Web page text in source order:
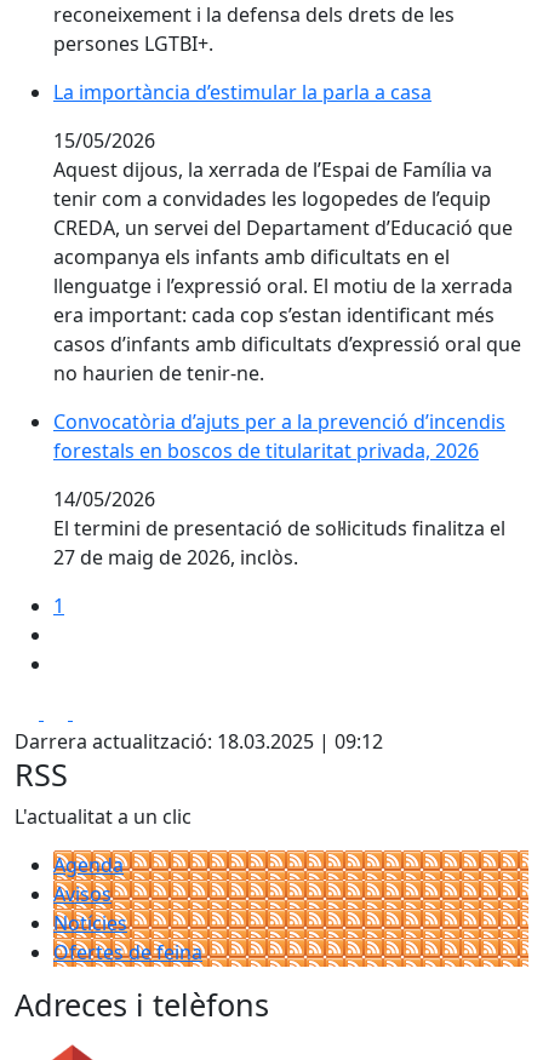
reconeixement i la defensa dels drets de les
persones LGTBI+.
La importància d’estimular la parla a casa
La importància d’estimular la parla a casa
15/05/2026
Aquest dijous, la xerrada de l’Espai de Família va
tenir com a convidades les logopedes de l’equip
CREDA, un servei del Departament d’Educació que
acompanya els infants amb dificultats en el
llenguatge i l’expressió oral. El motiu de la xerrada
era important: cada cop s’estan identificant més
casos d’infants amb dificultats d’expressió oral que
no haurien de tenir-ne.
Convocatòria d’ajuts per a la prevenció d’incendis
Convocatòria d’ajuts per a la prevenció d’incendis
forestals en boscos de titularitat privada, 2026
14/05/2026
El termini de presentació de sol·licituds finalitza el
27 de maig de 2026, inclòs.
1
Darrera actualització: 18.03.2025 | 09:12
RSS
L'actualitat a un clic
Agenda
Avisos
Notícies
Ofertes de feina
Adreces i telèfons